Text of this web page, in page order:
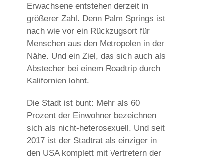
Erwachsene entstehen derzeit in
größerer Zahl. Denn Palm Springs ist
nach wie vor ein Rückzugsort für
Menschen aus den Metropolen in der
Nähe. Und ein Ziel, das sich auch als
Abstecher bei einem Roadtrip durch
Kalifornien lohnt.
Die Stadt ist bunt: Mehr als 60
Prozent der Einwohner bezeichnen
sich als nicht-heterosexuell. Und seit
2017 ist der Stadtrat als einziger in
den USA komplett mit Vertretern der